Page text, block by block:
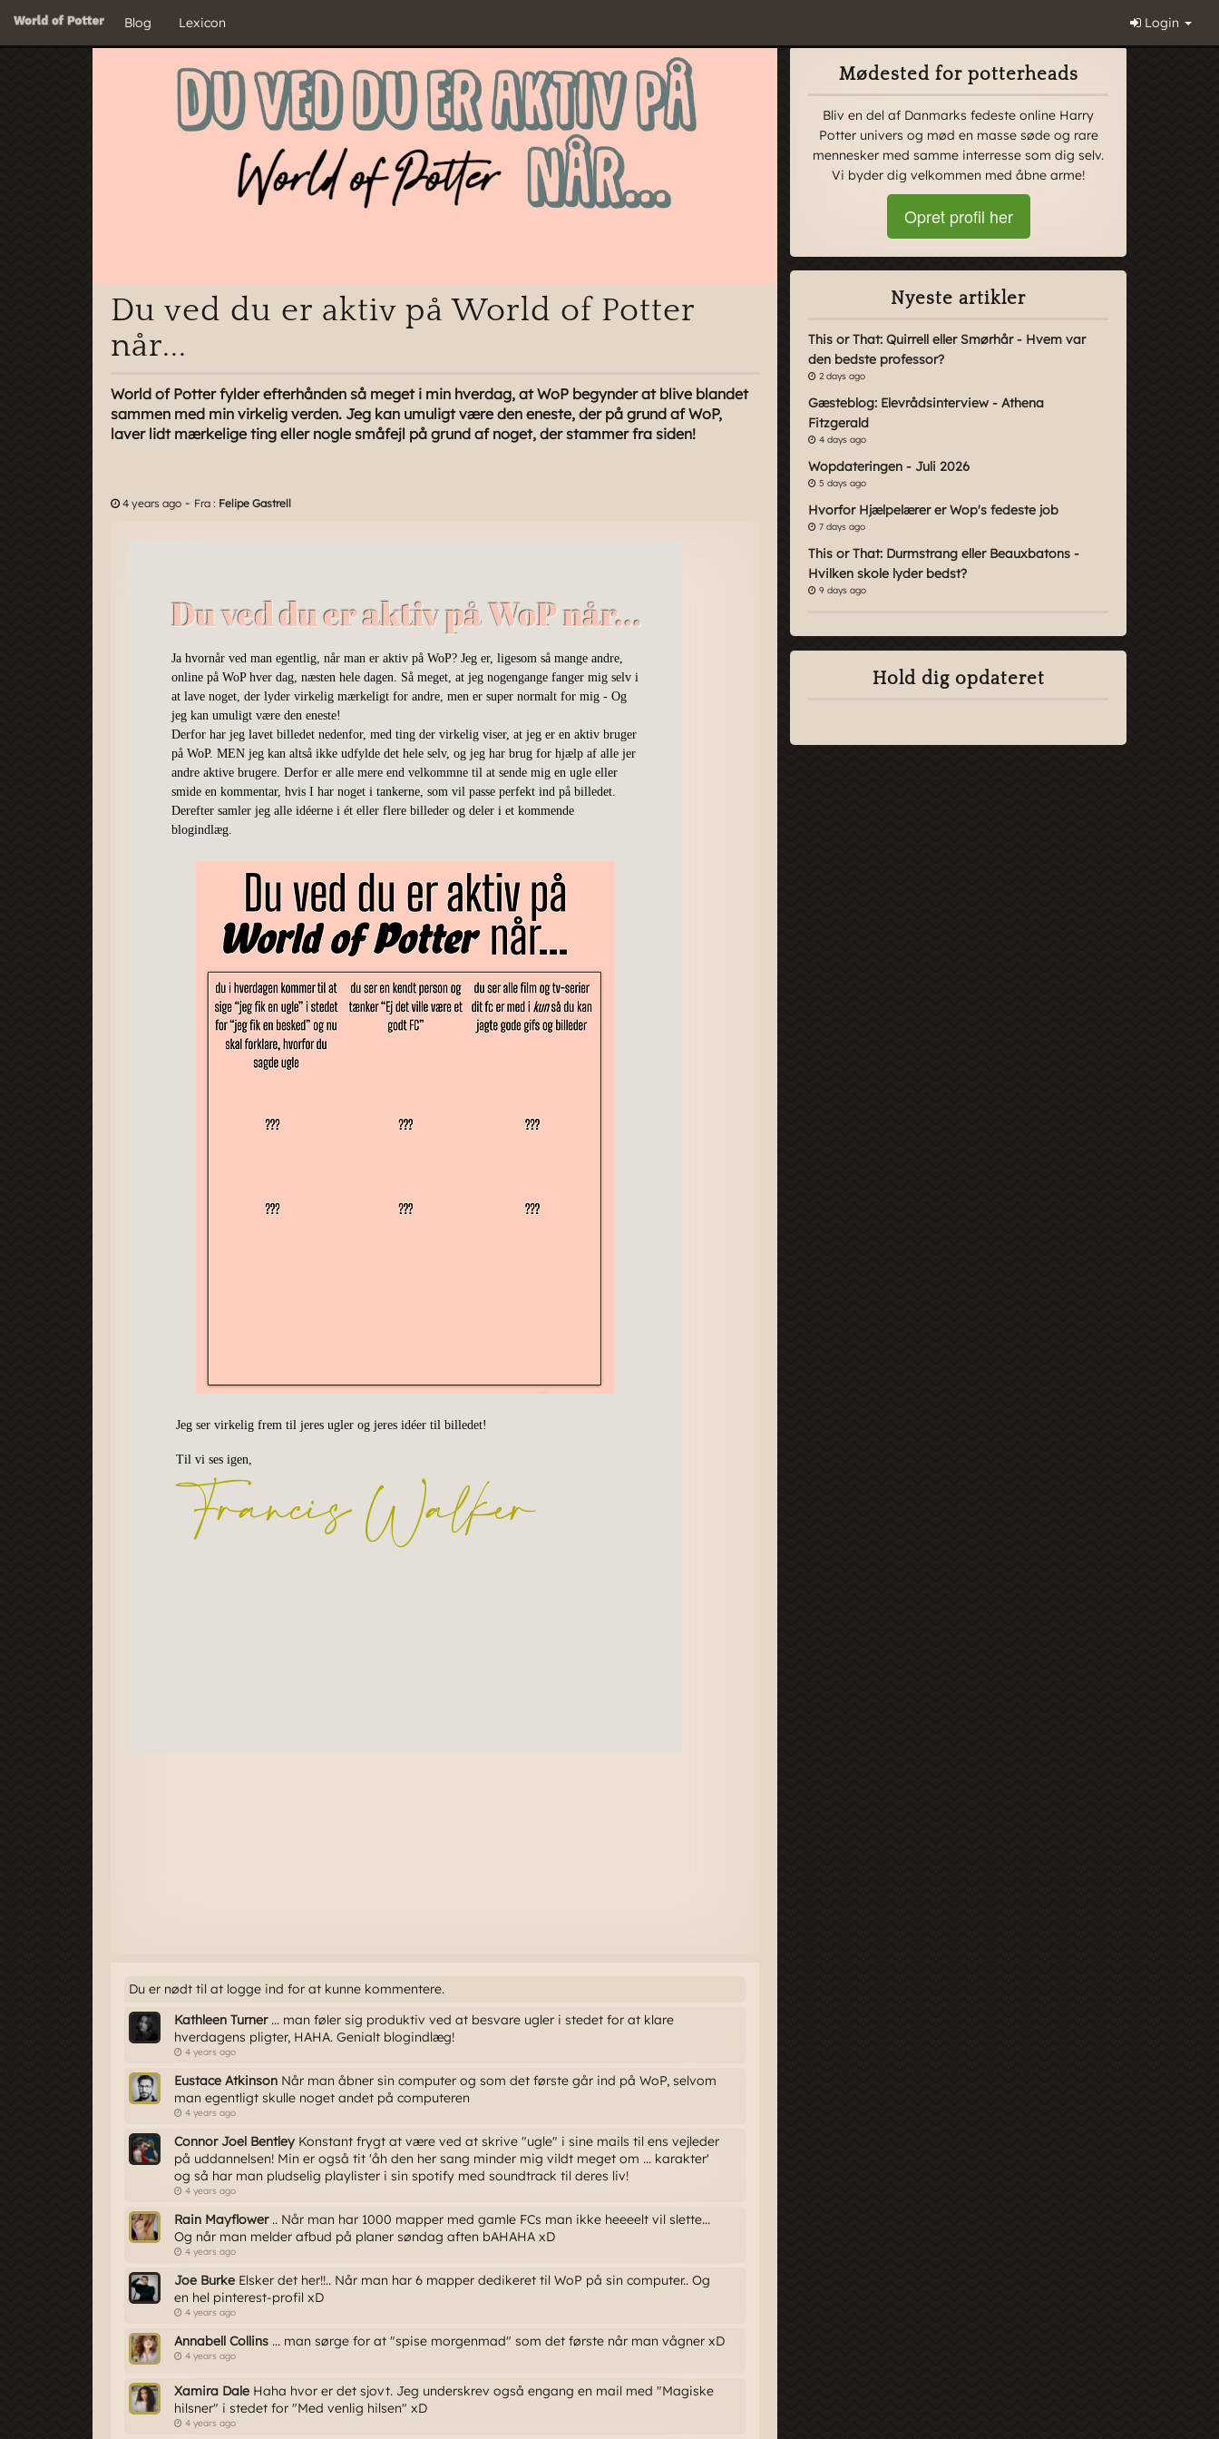
Blog Lexicon Login
Du ved du er aktiv på World of Potter
når...
World of Potter fylder efterhånden så meget i min hverdag, at WoP begynder at blive blandet
sammen med min virkelig verden. Jeg kan umuligt være den eneste, der på grund af WoP,
laver lidt mærkelige ting eller nogle småfejl på grund af noget, der stammer fra siden!
4 years ago - Fra : Felipe Gastrell
Du er nødt til at logge ind for at kunne kommentere.
Kathleen Turner... man føler sig produktiv ved at besvare ugler i stedet for at klare
hverdagens pligter, HAHA. Genialt blogindlæg!
4 years ago
Eustace Atkinson Når man åbner sin computer og som det første går ind på WoP, selvom
man egentligt skulle noget andet på computeren
4 years ago
Connor Joel Bentley Konstant frygt at være ved at skrive "ugle" i sine mails til ens vejleder
på uddannelsen! Min er også tit 'åh den her sang minder mig vildt meget om ... karakter'
og så har man pludselig playlister i sin spotify med soundtrack til deres liv!
4 years ago
Rain Mayflower.. Når man har 1000 mapper med gamle FCs man ikke heeeelt vil slette...
Og når man melder afbud på planer søndag aften bAHAHA xD
4 years ago
Joe Burke Elsker det her!!.. Når man har 6 mapper dedikeret til WoP på sin computer.. Og
en hel pinterest-profil xD
4 years ago
Annabell Collins ... man sørge for at "spise morgenmad" som det første når man vågner xD
4 years ago
Xamira Dale Haha hvor er det sjovt. Jeg underskrev også engang en mail med "Magiske
hilsner" i stedet for "Med venlig hilsen" xD
4 years ago
Mødested for potterheads
Bliv en del af Danmarks fedeste online Harry
Potter univers og mød en masse søde og rare
mennesker med samme interresse som dig selv.
Vi byder dig velkommen med åbne arme!
Opret profil her
Nyeste artikler
This or That: Quirrell eller Smørhår - Hvem var
den bedste professor?
2 days ago
Gæsteblog: Elevrådsinterview - Athena
Fitzgerald
4 days ago
Wopdateringen - Juli 2026
5 days ago
Hvorfor Hjælpelærer er Wop's fedeste job
7 days ago
This or That: Durmstrang eller Beauxbatons -
Hvilken skole lyder bedst?
9 days ago
Hold dig opdateret